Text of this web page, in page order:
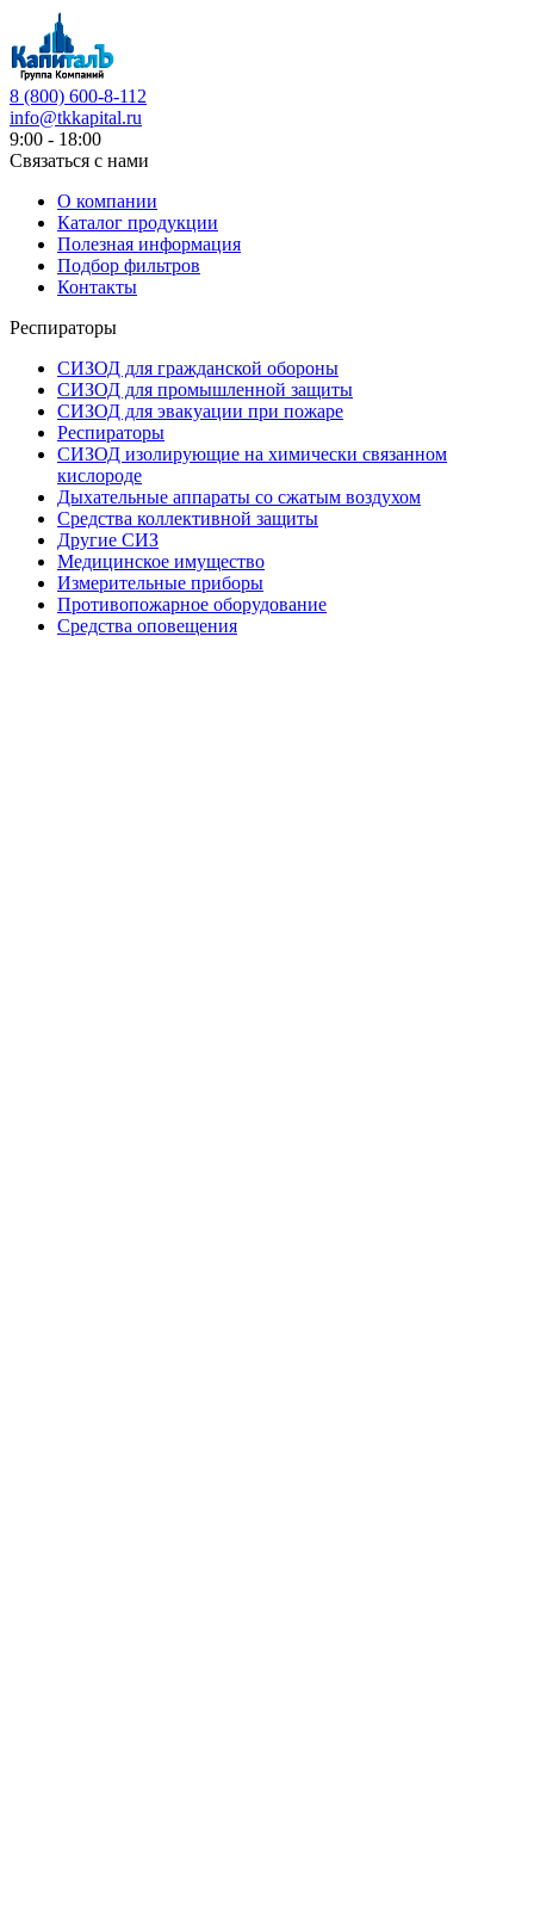
8 (800) 600-8-112
info@tkkapital.ru
9:00 - 18:00
Связаться с нами
О компании
Каталог продукции
Полезная информация
Подбор фильтров
Контакты
Респираторы
СИЗОД для гражданской обороны
СИЗОД для промышленной защиты
СИЗОД для эвакуации при пожаре
Респираторы
СИЗОД изолирующие на химически связанном
кислороде
Дыхательные аппараты со сжатым воздухом
Средства коллективной защиты
Другие СИЗ
Медицинское имущество
Измерительные приборы
Противопожарное оборудование
Средства оповещения